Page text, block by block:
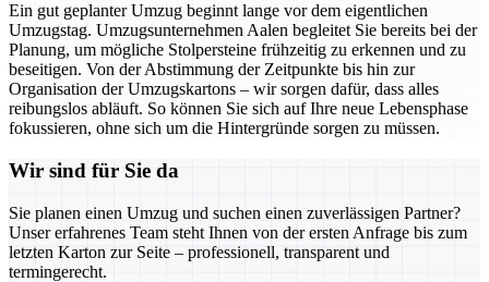
Ein gut geplanter Umzug beginnt lange vor dem eigentlichen
Umzugstag. Umzugsunternehmen Aalen begleitet Sie bereits bei der
Planung, um mögliche Stolpersteine frühzeitig zu erkennen und zu
beseitigen. Von der Abstimmung der Zeitpunkte bis hin zur
Organisation der Umzugskartons – wir sorgen dafür, dass alles
reibungslos abläuft. So können Sie sich auf Ihre neue Lebensphase
fokussieren, ohne sich um die Hintergründe sorgen zu müssen.
Wir sind für Sie da
Sie planen einen Umzug und suchen einen zuverlässigen Partner?
Unser erfahrenes Team steht Ihnen von der ersten Anfrage bis zum
letzten Karton zur Seite – professionell, transparent und
termingerecht.